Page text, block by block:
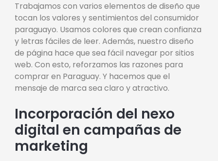
Trabajamos con varios elementos de diseño que
tocan los valores y sentimientos del consumidor
paraguayo. Usamos colores que crean confianza
y letras fáciles de leer. Además, nuestro diseño
de página hace que sea fácil navegar por sitios
web. Con esto, reforzamos las razones para
comprar en Paraguay. Y hacemos que el
mensaje de marca sea claro y atractivo.
Incorporación del nexo
digital en campañas de
marketing